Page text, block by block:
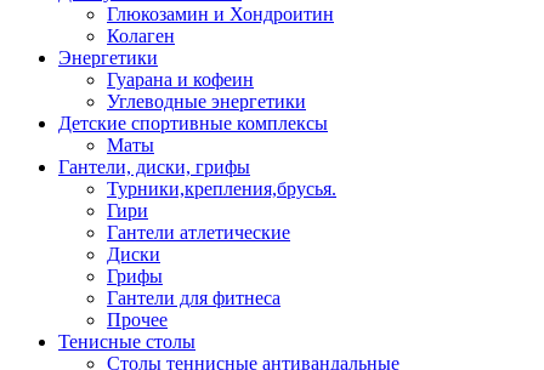
Глюкозамин и Хондроитин
Колаген
Энергетики
Гуарана и кофеин
Углеводные энергетики
Детские спортивные комплексы
Маты
Гантели, диски, грифы
Турники,крепления,брусья.
Гири
Гантели атлетические
Диски
Грифы
Гантели для фитнеса
Прочее
Тенисные столы
Столы теннисные антивандальные